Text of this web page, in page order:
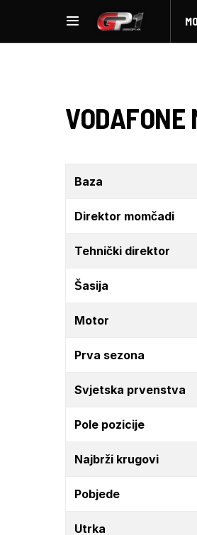
VODAFONE
Baza
Direktor momčadi
Tehnički direktor
Šasija
Motor
Prva sezona
Svjetska prvenstva
Pole pozicije
Najbrži krugovi
Pobjede
Utrka